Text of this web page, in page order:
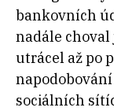
bankovních
nadále
utrácel až po
sociálních